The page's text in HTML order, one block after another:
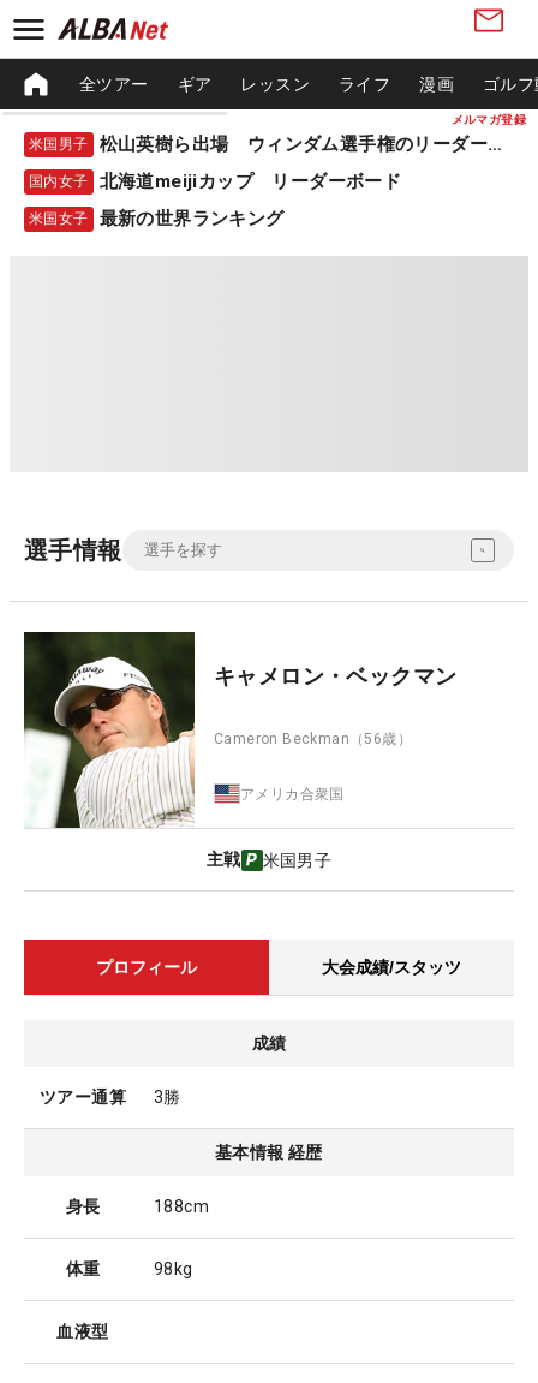
メルマガ登録
全ツアー ギア レッスン ライフ 漫画 ゴル
米国男子 松山英樹ら出場 ウィンダム選手権のリーダーボード
国内女子 北海道meijiカップ リーダーボード
米国女子 最新の世界ランキング
選手情報
キャメロン・ベックマン
Cameron Beckman （56歳）
アメリカ合衆国
主戦 米国男子
プロフィール 大会成績/スタッツ
成績
ツアー通算 3勝
基本情報 経歴
身長 188cm
体重 98kg
血液型